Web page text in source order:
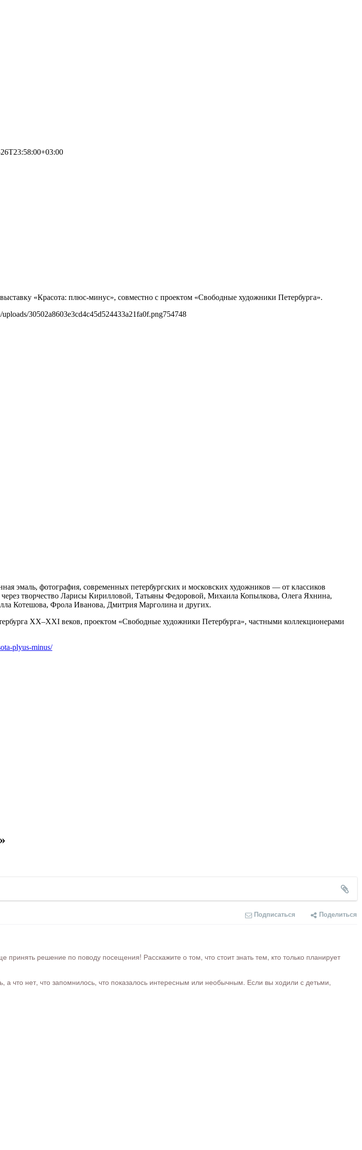
«Красота: плюс-минус», совместно с проектом «Свободные художники Петербурга».
uploads/30502a8603e3cd4c45d524433a21fa0f.png754748
эмаль, фотография, современных петербургских и московских художников — от классиков
творчество Ларисы Кирилловой, Татьяны Федоровой, Михаила Копылкова, Олега Яхнина,
Котешова, Фрола Иванова, Дмитрия Марголина и других.
XX–XXI веков, проектом «Свободные художники Петербурга», частными коллекционерами
plyus-minus/
Подписаться Поделиться
решение по поводу посещения! Расскажите о том, что стоит знать тем, кто только планирует
что нет, что запомнилось, что показалось интересным или необычным. Если вы ходили с детьми,